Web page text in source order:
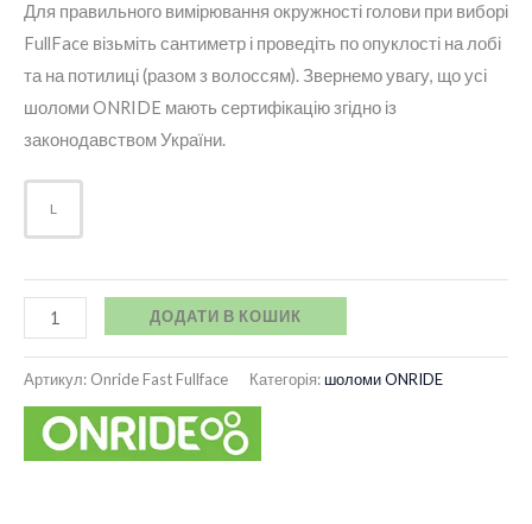
Для правильного вимірювання окружності голови при виборі
FullFace візьміть сантиметр і проведіть по опуклості на лобі
та на потилиці (разом з волоссям). Звернемо увагу, що усі
шоломи ONRIDE мають сертифікацію згідно із
законодавством України.
L
ДОДАТИ В КОШИК
Артикул: Onride Fast Fullface Категорія: шоломи ONRIDE